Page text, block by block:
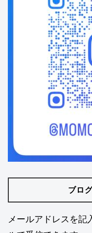
ブロ
メールアドレスを